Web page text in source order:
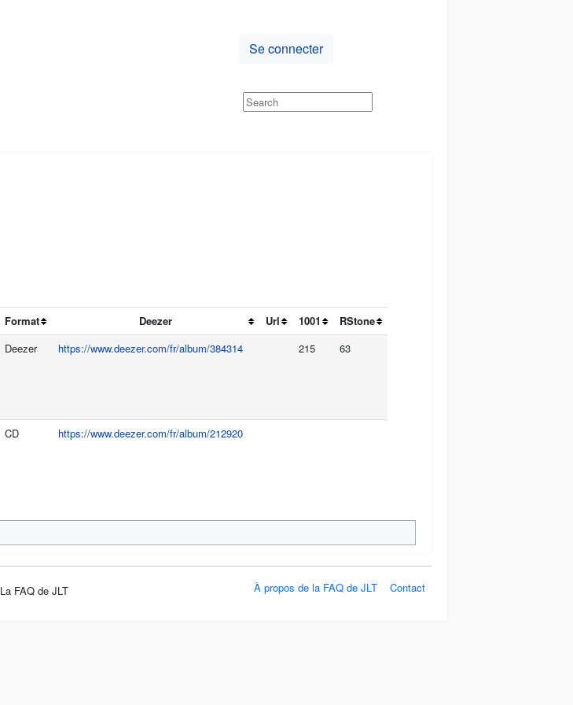
Se connecter
Format Deezer Url 1001
RStone
Deezer https://www.deezer.com/fr/album/384314 215 63
CD https://www.deezer.com/fr/album/212920
La FAQ de JLT À propos de la FAQ de JLT Contact